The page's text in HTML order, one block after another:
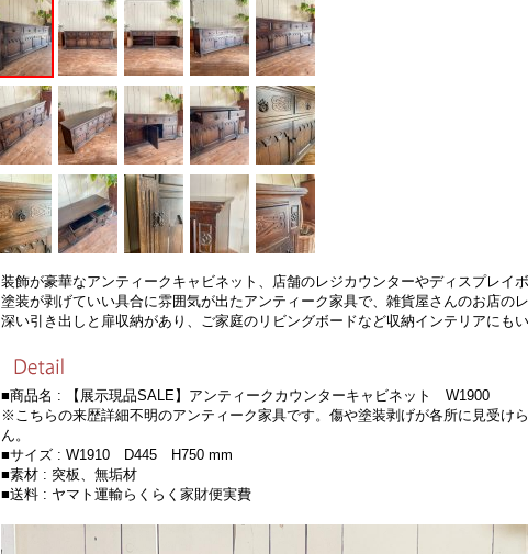
装飾が豪華なアンティークキャビネット、店舗のレジカウンターやディスプレイ
塗装が剥げていい具合に雰囲気が出たアンティーク家具で、雑貨屋さんのお店のレ
深い引き出しと扉収納があり、ご家庭のリビングボードなど収納インテリアにも
■商品名 : 【展示現品SALE】アンティークカウンターキャビネット W1900
※こちらの来歴詳細不明のアンティーク家具です。傷や塗装剥げが各所に見受け
ん。
■サイズ : W1910 D445 H750 mm
■素材 : 突板、無垢材
■送料 : ヤマト運輸らくらく家財便実費